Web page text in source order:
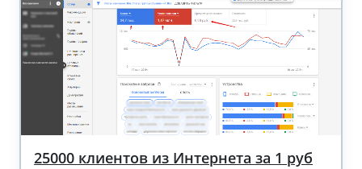
25000 клиентов из Интернета за 1 руб